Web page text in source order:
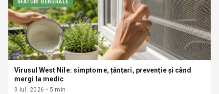
SFATURI GENERALE
Virusul West Nile: simptome, țânțari, prevenție și când
mergi la medic
9 iul. 2026 • 5 min